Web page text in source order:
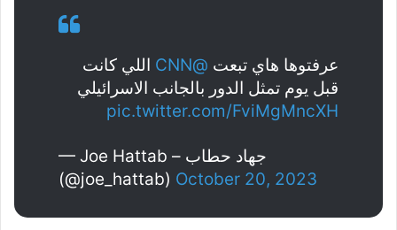
عرفتوها هاي تبعت @CNN
اللي كانت
قبل يوم تمثل الدور بالجانب الاسرائيلي
pic.twitter.com/FviMgMncXH
— Joe Hattab – جهاد حطاب
(@joe_hattab) October 20, 2023